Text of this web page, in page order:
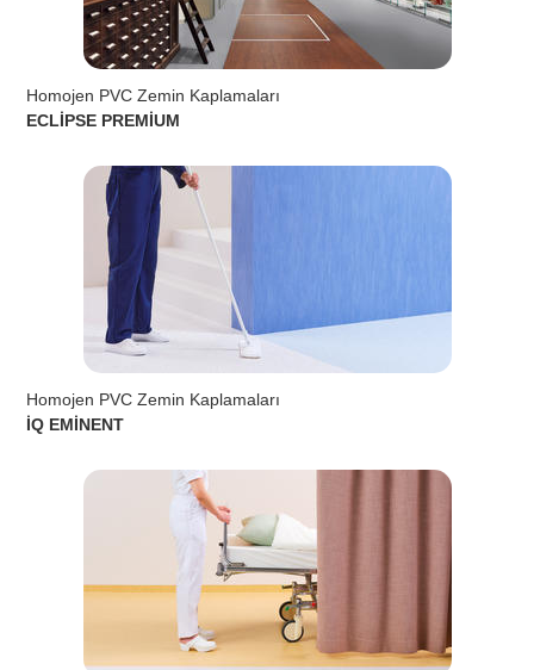
Homojen PVC Zemin Kaplamaları
ECLİPSE PREMİUM
Homojen PVC Zemin Kaplamaları
İQ EMİNENT